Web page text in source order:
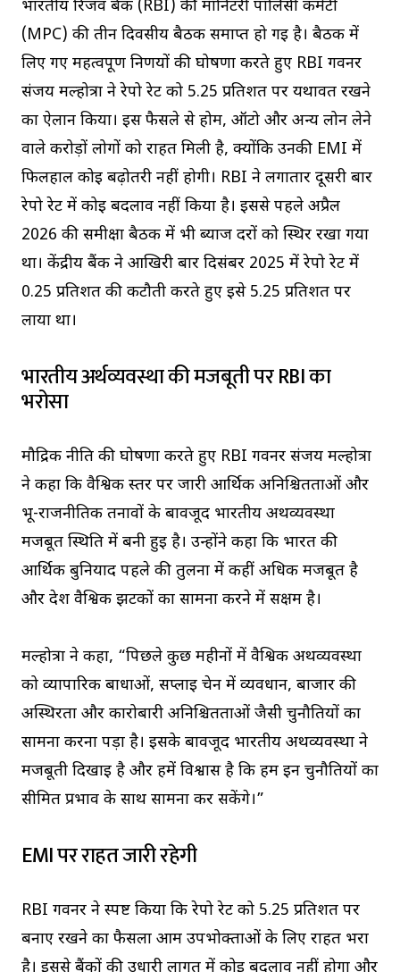
भारतीय रिजर्व बैंक (RBI) की मॉनिटरी पॉलिसी कमेटी
(MPC) की तीन दिवसीय बैठक समाप्त हो गई है। बैठक में
लिए गए महत्वपूर्ण निर्णयों की घोषणा करते हुए RBI गवर्नर
संजय मल्होत्रा ने रेपो रेट को 5.25 प्रतिशत पर यथावत रखने
का ऐलान किया। इस फैसले से होम, ऑटो और अन्य लोन लेने
वाले करोड़ों लोगों को राहत मिली है, क्योंकि उनकी EMI में
फिलहाल कोई बढ़ोतरी नहीं होगी। RBI ने लगातार दूसरी बार
रेपो रेट में कोई बदलाव नहीं किया है। इससे पहले अप्रैल
2026 की समीक्षा बैठक में भी ब्याज दरों को स्थिर रखा गया
था। केंद्रीय बैंक ने आखिरी बार दिसंबर 2025 में रेपो रेट में
0.25 प्रतिशत की कटौती करते हुए इसे 5.25 प्रतिशत पर
लाया था।
भारतीय अर्थव्यवस्था की मजबूती पर RBI का
भरोसा
मौद्रिक नीति की घोषणा करते हुए RBI गवर्नर संजय मल्होत्रा
ने कहा कि वैश्विक स्तर पर जारी आर्थिक अनिश्चितताओं और
भू-राजनीतिक तनावों के बावजूद भारतीय अर्थव्यवस्था
मजबूत स्थिति में बनी हुई है। उन्होंने कहा कि भारत की
आर्थिक बुनियाद पहले की तुलना में कहीं अधिक मजबूत है
और देश वैश्विक झटकों का सामना करने में सक्षम है।
मल्होत्रा ने कहा, “पिछले कुछ महीनों में वैश्विक अर्थव्यवस्था
को व्यापारिक बाधाओं, सप्लाई चेन में व्यवधान, बाजार की
अस्थिरता और कारोबारी अनिश्चितताओं जैसी चुनौतियों का
सामना करना पड़ा है। इसके बावजूद भारतीय अर्थव्यवस्था ने
मजबूती दिखाई है और हमें विश्वास है कि हम इन चुनौतियों का
सीमित प्रभाव के साथ सामना कर सकेंगे।”
EMI पर राहत जारी रहेगी
RBI गवर्नर ने स्पष्ट किया कि रेपो रेट को 5.25 प्रतिशत पर
बनाए रखने का फैसला आम उपभोक्ताओं के लिए राहत भरा